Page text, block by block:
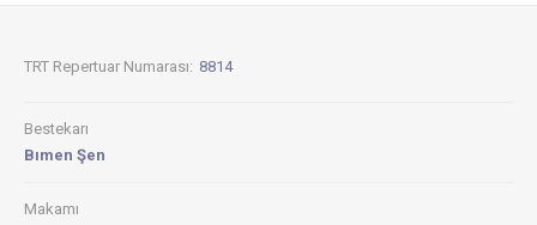
TRT Repertuar Numarası: 8814
Bestekarı
Bımen Şen
Makamı